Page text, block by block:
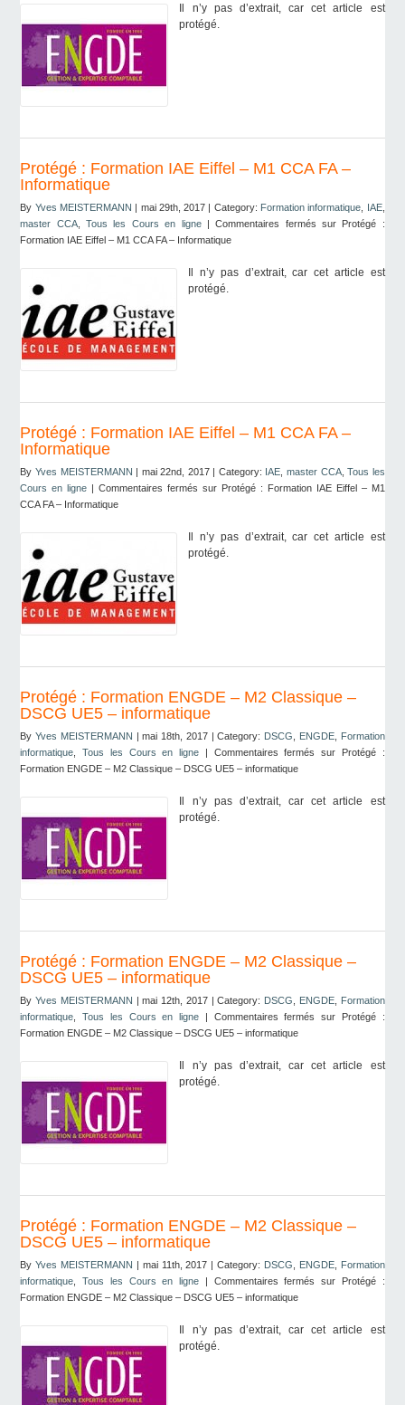
Il n’y pas d’extrait, car cet article est
protégé.
Protégé : Formation IAE Eiffel – M1 CCA FA –
Informatique
By Yves MEISTERMANN | mai 29th, 2017 | Category: Formation informatique IAE,
master CCA,Tous les Cours en ligne|Commentaires fermés sur Protégé :
Formation IAE Eiffel – M1 CCA FA – Informatique
Il n’y pas d’extrait, car cet article est
protégé.
Protégé : Formation IAE Eiffel – M1 CCA FA –
Informatique
By Yves MEISTERMANN | mai 22nd, 2017 | Category: IAE master CCA,Tous les
Cours en ligne |Commentaires fermés sur Protégé : Formation IAE Eiffel – M1
CCA FA – Informatique
Il n’y pas d’extrait, car cet article est
protégé.
Protégé : Formation ENGDE – M2 Classique –
DSCG UE5 – informatique
ByYves MEISTERMANN | mai 18th, 2017 | Category: DSCG ENGDE,
Formation
informatique ,Tous les Cours en ligne | Commentaires fermés
sur Protégé :
Formation ENGDE – M2 Classique – DSCG UE5 – informatique
Il n’y pas d’extrait, car cet article est
protégé.
Protégé : Formation ENGDE – M2 Classique –
DSCG UE5 – informatique
ByYves MEISTERMANN | mai 12th, 2017 | Category: DSCG ENGDE,
Formation
informatique ,Tous les Cours en ligne | Commentaires fermés
sur Protégé :
Formation ENGDE – M2 Classique – DSCG UE5 – informatique
Il n’y pas d’extrait, car cet article est
protégé.
Protégé : Formation ENGDE – M2 Classique –
DSCG UE5 – informatique
ByYves MEISTERMANN | mai 11th, 2017 | Category: DSCG ENGDE,
Formation
informatique ,Tous les Cours en ligne | Commentaires fermés
sur Protégé :
Formation ENGDE – M2 Classique – DSCG UE5 – informatique
Il n’y pas d’extrait, car cet article est
protégé.